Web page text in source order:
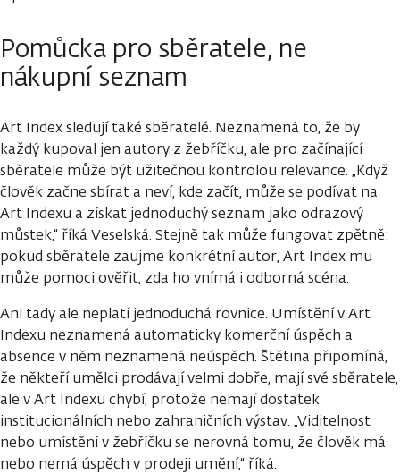
Pomůcka pro sběratele, ne
nákupní seznam
Art Index sledují také sběratelé. Neznamená to, že by
každý kupoval jen autory z žebříčku, ale pro začínající
sběratele může být užitečnou kontrolou relevance. „Když
člověk začne sbírat a neví, kde začít, může se podívat na
Art Indexu a získat jednoduchý seznam jako odrazový
můstek,“ říká Veselská. Stejně tak může fungovat zpětně:
pokud sběratele zaujme konkrétní autor, Art Index mu
může pomoci ověřit, zda ho vnímá i odborná scéna.
Ani tady ale neplatí jednoduchá rovnice. Umístění v Art
Indexu neznamená automaticky komerční úspěch a
absence v něm neznamená neúspěch. Štětina připomíná,
že někteří umělci prodávají velmi dobře, mají své sběratele,
ale v Art Indexu chybí, protože nemají dostatek
institucionálních nebo zahraničních výstav. „Viditelnost
nebo umístění v žebříčku se nerovná tomu, že člověk má
nebo nemá úspěch v prodeji umění,“ říká.